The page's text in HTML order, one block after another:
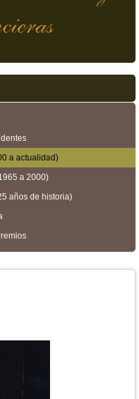
a actualidad)
a 2000)
años de historia)